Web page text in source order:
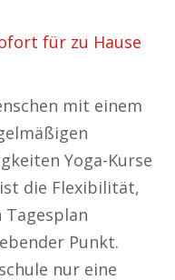
für zu Hause
mit einem
Yoga-Kurse
die Flexibilität,
Tagesplan
Punkt.
nur eine